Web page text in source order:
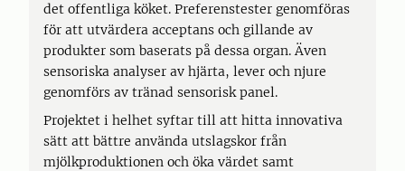
det offentliga köket. Preferenstester genomföras
för att utvärdera acceptans och gillande av
produkter som baserats på dessa organ. Även
sensoriska analyser av hjärta, lever och njure
genomförs av tränad sensorisk panel.
Projektet i helhet syftar till att hitta innovativa
sätt att bättre använda utslagskor från
mjölkproduktionen och öka värdet samt